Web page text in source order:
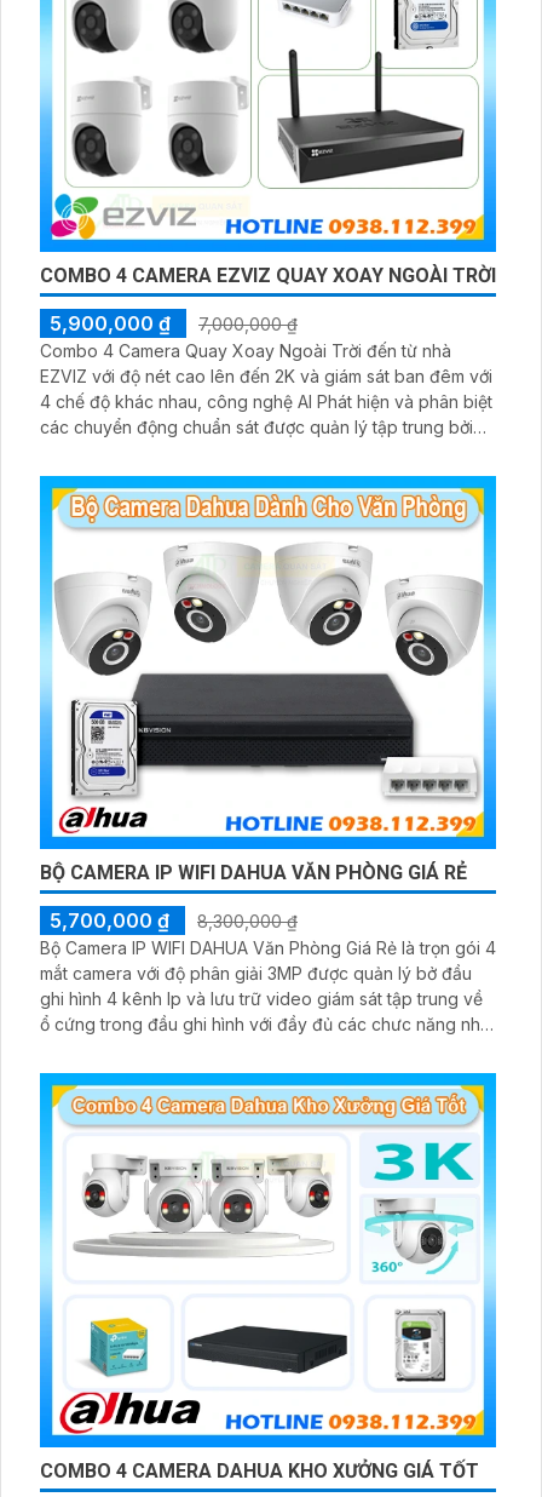
COMBO 4 CAMERA EZVIZ QUAY XOAY NGOÀI TRỜI
5,900,000 ₫
7,000,000 ₫
Combo 4 Camera Quay Xoay Ngoài Trời đến từ nhà
EZVIZ với độ nét cao lên đến 2K và giám sát ban đêm với
4 chế độ khác nhau, công nghệ AI Phát hiện và phân biệt
các chuyển động chuẩn sát được quản lý tập trung bởi
BỘ CAMERA IP WIFI DAHUA VĂN PHÒNG GIÁ RẺ
5,700,000 ₫
8,300,000 ₫
Bộ Camera IP WIFI DAHUA Văn Phòng Giá Rẻ là trọn gói 4
mắt camera với độ phân giải 3MP được quản lý bở đầu
ghi hình 4 kênh Ip và lưu trữ video giám sát tập trung về
ổ cứng trong đầu ghi hình với đầy đủ các chưc năng như
giám sát có màu vào ban đêm
COMBO 4 CAMERA DAHUA KHO XƯỞNG GIÁ TỐT